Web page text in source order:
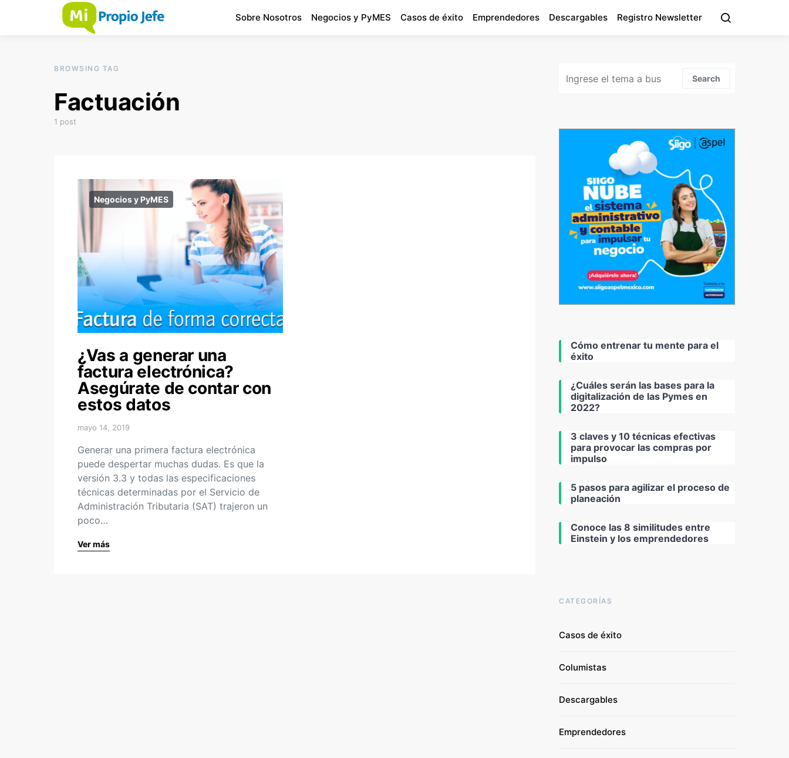
Sobre Nosotros Negocios y PyMES Casos de éxito Emprendedores Descargables Registro Newsletter
BROWSING TAG
Factuación
1 post
Negocios y PyMES
¿Vas a generar una
factura electrónica?
Asegúrate de contar con
estos datos
mayo 14, 2019
Generar una primera factura electrónica
puede despertar muchas dudas. Es que la
versión 3.3 y todas las especificaciones
técnicas determinadas por el Servicio de
Administración Tributaria (SAT) trajeron un
poco…
Ver más
Search
Cómo entrenar tu mente para el
éxito
¿Cuáles serán las bases para la
digitalización de las Pymes en
2022?
3 claves y 10 técnicas efectivas
para provocar las compras por
impulso
5 pasos para agilizar el proceso de
planeación
Conoce las 8 similitudes entre
Einstein y los emprendedores
CATEGORÍAS
Casos de éxito
Columistas
Descargables
Emprendedores